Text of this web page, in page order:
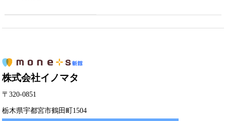
株式会社イノマタ
〒320-0851
栃木県宇都宮市鶴田町1504